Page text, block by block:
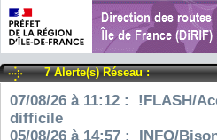
7 Alerte(s) Réseau :
07/08/26 à 11:12 : !FLASH/
difficile
05/08/26 à 14:57 : INFO/